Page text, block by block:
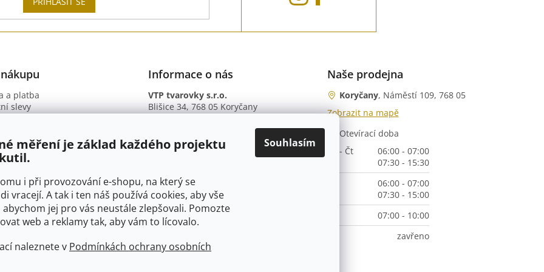
měření je základ každého projektu
i při provozování e-shopu, na který se
vracejí. A tak i ten náš používá cookies, aby vše
jej pro vás neustále zlepšovali. Pomozte
web a reklamy tak, aby vám to lícovalo.
naleznete v Podmínkách ochrany osobních
Souhlasím
a platba
slevy
ochrany osobních údajů
Informace o nás
VTP tvarovky s.r.o.
Blišice 34, 768 05 Koryčany
B. ú.: 2301934375/2010 (Fio banka)
Naše prodejna
Koryčany, Náměstí 109, 768 05
Zobrazit na mapě
Otevírací doba
Po - Čt
06:00 - 07:00
07:30 - 15:30
06:00 - 07:00
07:30 - 15:00
07:00 - 10:00
zavřeno